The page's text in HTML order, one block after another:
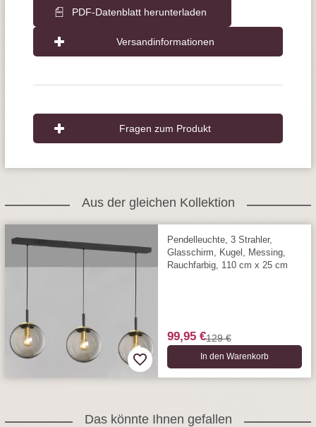
PDF-Datenblatt herunterladen
Versandinformationen
Fragen zum Produkt
Aus der gleichen Kollektion
Pendelleuchte, 3 Strahler,
Glasschirm, Kugel, Messing,
Rauchfarbig, 110 cm x 25 cm
99,95 €129 €
In den Warenkorb
Das könnte Ihnen gefallen